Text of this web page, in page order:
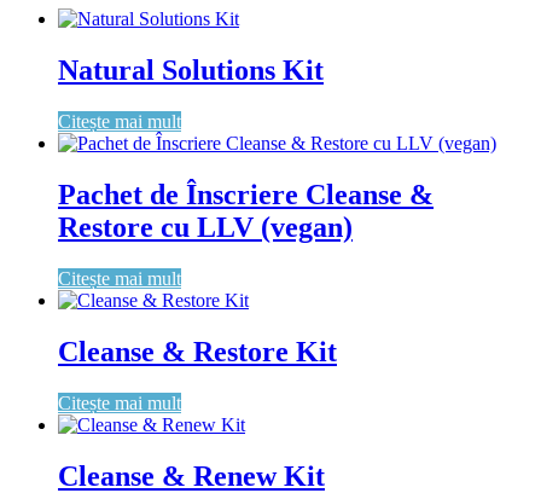
Natural Solutions Kit
Citește mai mult
Pachet de Înscriere Cleanse &
Restore cu LLV (vegan)
Citește mai mult
Cleanse & Restore Kit
Citește mai mult
Cleanse & Renew Kit